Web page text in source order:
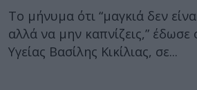
Το μήνυμα ότι “μαγκιά δεν
αλλά να μην καπνίζεις,”
Υγείας Βασίλης Κικίλιας, σε...